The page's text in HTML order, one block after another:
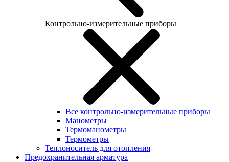
Контрольно-измерительные приборы
Все контрольно-измерительные приборы
Манометры
Термоманометры
Термометры
Теплоноситель для отопления
Предохранительная арматура